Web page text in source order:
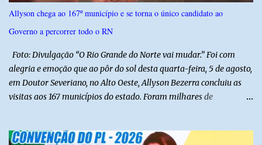
para defender interesses empresariais com a administração
pública. Segundo a Polícia Federal, a atuação dele contou com a
ajuda de Luchsinger e se concentrou no Ministério da Saúde e no
Allyson chega ao 167º município e se torna o único candidato ao
Governo a percorrer todo o RN
Foto: Divulgação “O Rio Grande do Norte vai mudar.” Foi com
alegria e emoção que ao pôr do sol desta quarta-feira, 5 de agosto,
em Doutor Severiano, no Alto Oeste, Allyson Bezerra concluiu as
visitas aos 167 municípios do estado. Foram milhares de
Governador Allyson Bezerra concluiu as agendas do 167 Razões RN